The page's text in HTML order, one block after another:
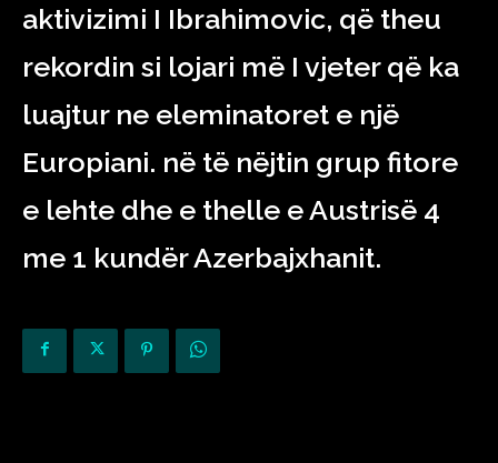
aktivizimi I Ibrahimovic, që theu
rekordin si lojari më I vjeter që ka
luajtur ne eleminatoret e një
Europiani. në të nëjtin grup fitore
e lehte dhe e thelle e Austrisë 4
me 1 kundër Azerbajxhanit.